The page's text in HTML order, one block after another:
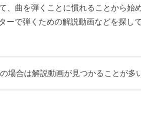
、曲を弾くことに慣れることから始
ーで弾くための解説動画などを探し
場合は解説動画が見つかることが多